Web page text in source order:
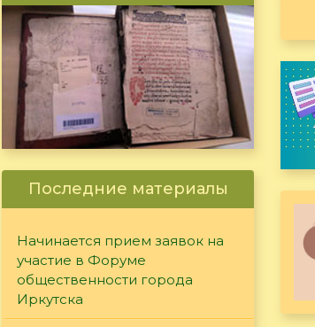
Последние материалы
Начинается прием заявок на
участие в Форуме
общественности города
Иркутска